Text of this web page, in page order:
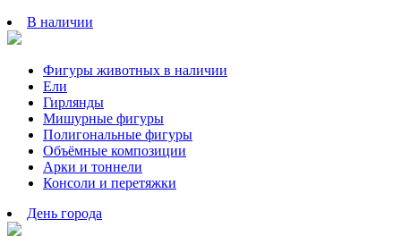
В наличии
Фигуры животных в наличии
Ели
Гирлянды
Мишурные фигуры
Полигональные фигуры
Объёмные композиции
Арки и тоннели
Консоли и перетяжки
День города